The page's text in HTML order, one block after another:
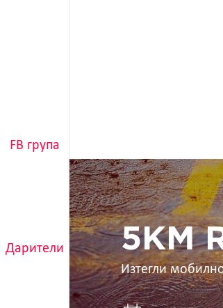
FB група
Дарители
5KM
RUN
в
ръцете
ти
5KM
Изтегли